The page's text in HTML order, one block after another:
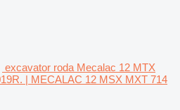
excavator roda Mecalac 12 MTX
| MECALAC 12 MSX MXT 714